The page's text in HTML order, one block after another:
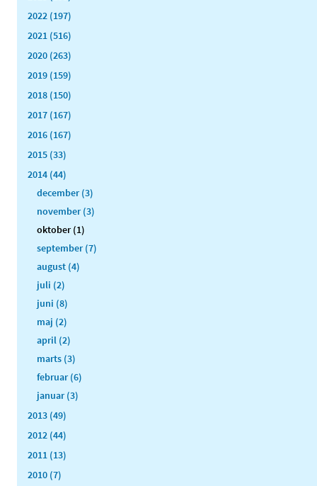
2022 (197)
2021 (516)
2020 (263)
2019 (159)
2018 (150)
2017 (167)
2016 (167)
2015 (33)
2014 (44)
december (3)
november (3)
oktober (1)
september (7)
august (4)
juli (2)
juni (8)
maj (2)
april (2)
marts (3)
februar (6)
januar (3)
2013 (49)
2012 (44)
2011 (13)
2010 (7)